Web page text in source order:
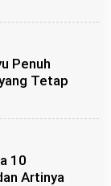
Penuh
Tetap
10
Artinya